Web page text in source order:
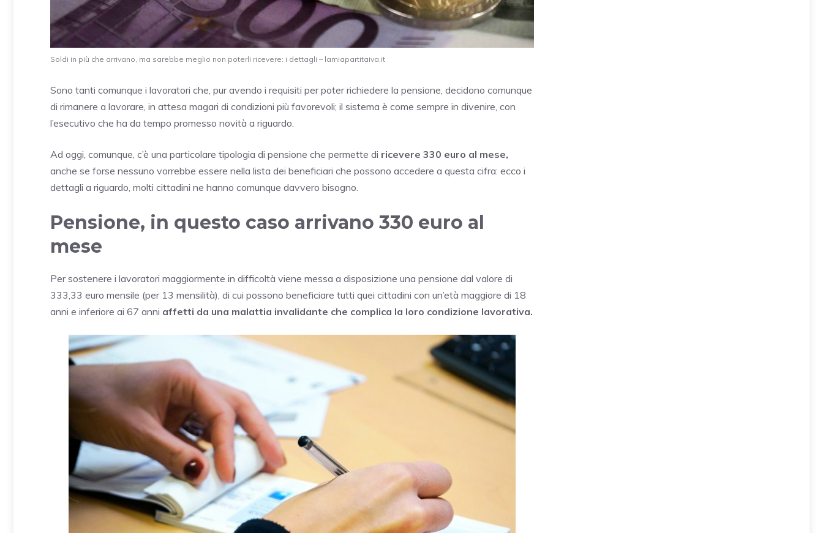
Soldi in più che arrivano, ma sarebbe meglio non poterli ricevere: i dettagli – lamiapartitaiva.it
Sono tanti comunque i lavoratori che, pur avendo i requisiti per poter richiedere la pensione, decidono comunque
di rimanere a lavorare, in attesa magari di condizioni più favorevoli; il sistema è come sempre in divenire, con
l’esecutivo che ha da tempo promesso novità a riguardo.
Ad oggi, comunque, c’è una particolare tipologia di pensione che permette di ricevere 330 euro al mese,
anche se forse nessuno vorrebbe essere nella lista dei beneficiari che possono accedere a questa cifra: ecco i
dettagli a riguardo, molti cittadini ne hanno comunque davvero bisogno.
Pensione, in questo caso arrivano 330 euro al
mese
Per sostenere i lavoratori maggiormente in difficoltà viene messa a disposizione una pensione dal valore di
333,33 euro mensile (per 13 mensilità), di cui possono beneficiare tutti quei cittadini con un’età maggiore di 18
anni e inferiore ai 67 anni affetti da una malattia invalidante che complica la loro condizione lavorativa.